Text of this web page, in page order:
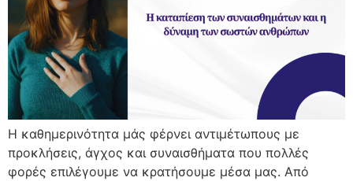
Η καθημερινότητα μάς φέρνει αντιμέτωπους με
προκλήσεις, άγχος και συναισθήματα που πολλές
φορές επιλέγουμε να κρατήσουμε μέσα μας. Από